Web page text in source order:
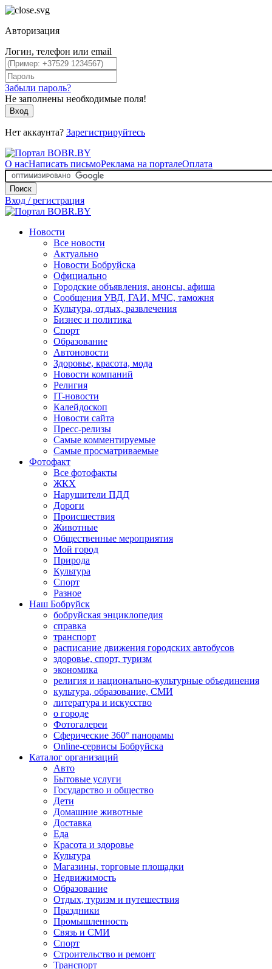
Авторизация
Логин, телефон или email
Забыли пароль?
Не заполнены необходимые поля!
Вход
Нет аккаунта? Зарегистрируйтесь
О насНаписать письмоРеклама на порталеОплата
Поиск
Вход / регистрация
Новости
Все новости
Актуально
Новости Бобруйска
Официально
Городские объявления, анонсы, афиша
Сообщения УВД, ГАИ, МЧС, таможня
Культура, отдых, развлечения
Бизнес и политика
Спорт
Образование
Автоновости
Здоровье, красота, мода
Новости компаний
Религия
IT-новости
Калейдоскоп
Новости сайта
Пресс-релизы
Самые комментируемые
Самые просматриваемые
Фотофакт
Все фотофакты
ЖКХ
Нарушители ПДД
Дороги
Происшествия
Животные
Общественные мероприятия
Мой город
Природа
Культура
Спорт
Разное
Наш Бобруйск
бобруйская энциклопедия
справка
транспорт
расписание движения городских автобусов
здоровье, спорт, туризм
экономика
религия и национально-культурные объединения
культура, образование, СМИ
литература и искусство
о городе
Фотогалереи
Сферические 360° панорамы
Online-сервисы Бобруйска
Каталог организаций
Авто
Бытовые услуги
Государство и общество
Дети
Домашние животные
Доставка
Еда
Красота и здоровье
Культура
Магазины, торговые площадки
Недвижимость
Образование
Отдых, туризм и путешествия
Праздники
Промышленность
Связь и СМИ
Спорт
Строительство и ремонт
Транспорт